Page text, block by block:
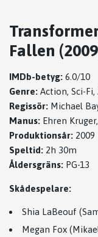
Fallen
IMDb-betyg: 6.0/10
Genre: Action, Sci-
Regissör: Michael
Manus: Ehren
Produktionsår: 2009
Speltid: 2h 30m
Åldersgräns: PG-13
Skådespelare:
Shia LaBeouf
Megan Fox